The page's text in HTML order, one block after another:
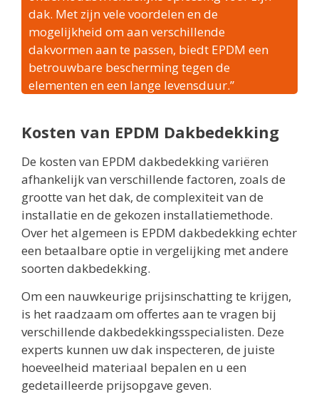
dak. Met zijn vele voordelen en de
mogelijkheid om aan verschillende
dakvormen aan te passen, biedt EPDM een
betrouwbare bescherming tegen de
elementen en een lange levensduur.”
Kosten van EPDM Dakbedekking
De kosten van EPDM dakbedekking variëren
afhankelijk van verschillende factoren, zoals de
grootte van het dak, de complexiteit van de
installatie en de gekozen installatiemethode.
Over het algemeen is EPDM dakbedekking echter
een betaalbare optie in vergelijking met andere
soorten dakbedekking.
Om een nauwkeurige prijsinschatting te krijgen,
is het raadzaam om offertes aan te vragen bij
verschillende dakbedekkingsspecialisten. Deze
experts kunnen uw dak inspecteren, de juiste
hoeveelheid materiaal bepalen en u een
gedetailleerde prijsopgave geven.